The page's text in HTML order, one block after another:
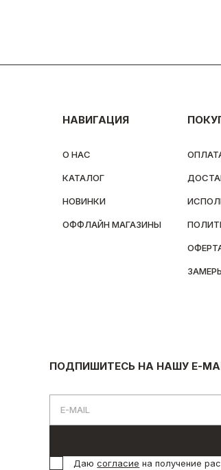
НАВИГАЦИЯ
О НАС
КАТАЛОГ
НОВИНКИ
ОФФЛАЙН МАГАЗИНЫ
ПОДПИШИТЕСЬ НА НАШУ E-
Даюсогласие на получение